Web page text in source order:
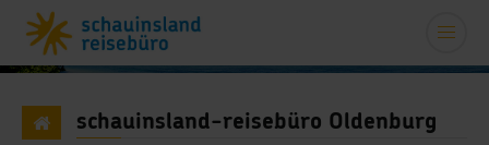
schauinsland-reisebüro Oldenburg